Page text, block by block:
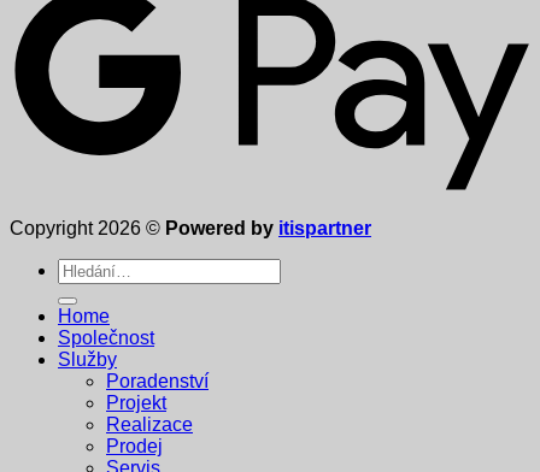
Copyright 2026 © Powered by itispartner
Hledat:
Home
Společnost
Služby
Poradenství
Projekt
Realizace
Prodej
Servis